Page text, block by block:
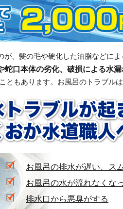
が、髪の毛や硬化した油脂などによ
蛇口本体の劣化、破損による水
ともあります。お風呂のトラブル
お風呂の排水が遅い、ス
お風呂の水が流れなくな
排水口から悪臭がする